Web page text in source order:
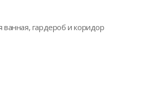
гардероб и коридор